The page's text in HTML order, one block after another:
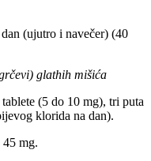
(ujutro i navečer) (40
glathih mišića
(5 do 10 mg), tri puta
klorida na dan).
mg.